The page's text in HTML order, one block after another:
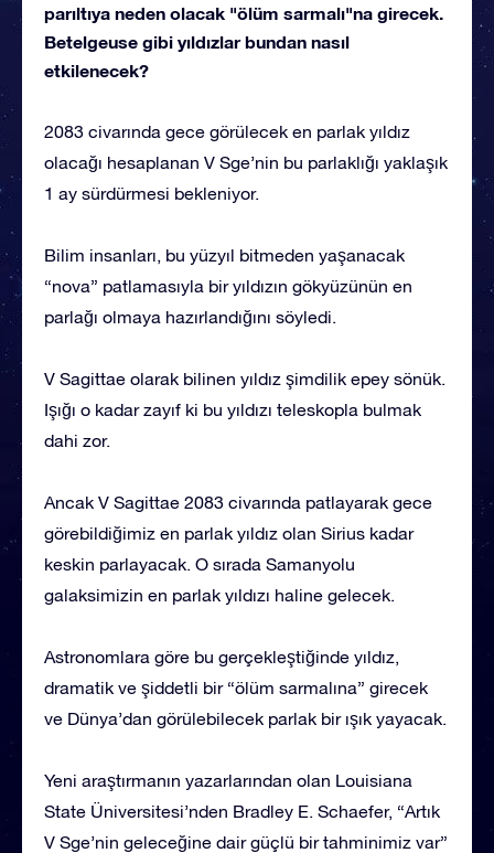
parıltıya neden olacak "ölüm sarmalı"na girecek.
Betelgeuse gibi yıldızlar bundan nasıl
etkilenecek?
2083 civarında gece görülecek en parlak yıldız
olacağı hesaplanan V Sge’nin bu parlaklığı yaklaşık
1 ay sürdürmesi bekleniyor.
Bilim insanları, bu yüzyıl bitmeden yaşanacak
“nova” patlamasıyla bir yıldızın gökyüzünün en
parlağı olmaya hazırlandığını söyledi.
V Sagittae olarak bilinen yıldız şimdilik epey sönük.
Işığı o kadar zayıf ki bu yıldızı teleskopla bulmak
dahi zor.
Ancak V Sagittae 2083 civarında patlayarak gece
görebildiğimiz en parlak yıldız olan Sirius kadar
keskin parlayacak. O sırada Samanyolu
galaksimizin en parlak yıldızı haline gelecek.
Astronomlara göre bu gerçekleştiğinde yıldız,
dramatik ve şiddetli bir “ölüm sarmalına” girecek
ve Dünya’dan görülebilecek parlak bir ışık yayacak.
Yeni araştırmanın yazarlarından olan Louisiana
State Üniversitesi’nden Bradley E. Schaefer, “Artık
V Sge’nin geleceğine dair güçlü bir tahminimiz var”